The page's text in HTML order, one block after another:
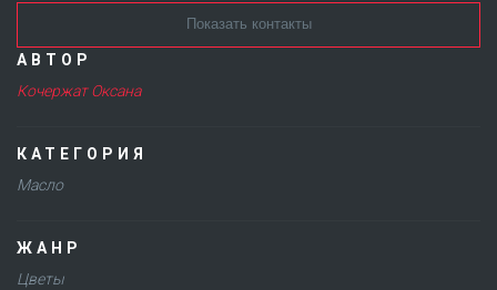
Показать контакты
АВТОР
Кочержат Оксана
КАТЕГОРИЯ
Масло
ЖАНР
Цветы